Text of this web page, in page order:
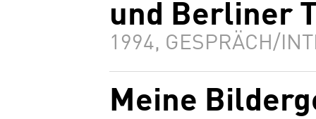
und Berliner
1994, GESPRÄCH/
Meine